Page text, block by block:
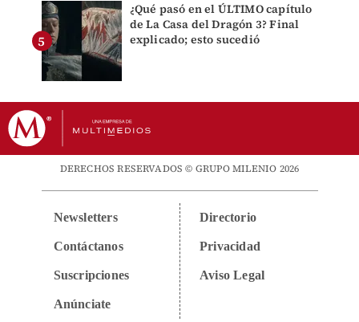
¿Qué pasó en el ÚLTIMO capítulo
de La Casa del Dragón 3? Final
explicado; esto sucedió
DERECHOS RESERVADOS © GRUPO MILENIO 2026
Newsletters
Contáctanos
Suscripciones
Anúnciate
Directorio
Privacidad
Aviso Legal